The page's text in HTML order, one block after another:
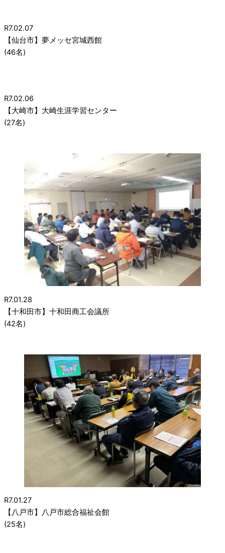
R7.02.07
【仙台市】夢メッセ宮城西館
(46名)
R7.02.06
【大崎市】大崎生涯学習センター
(27名)
R7.01.28
【十和田市】十和田商工会議所
(42名)
R7.01.27
【八戸市】八戸市総合福祉会館
(25名)